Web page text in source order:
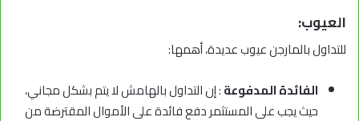
العيوب:
للتداول بالمارجن عيوب عديدة، أهمها:
الفائدة المدفوعة: إن التداول بالهامش لا يتم بشكل مجاني،
حيث يجب على المستثمر دفع فائدة على الأموال المقترضة من